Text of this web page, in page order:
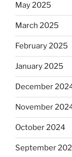
May 2025
March 2025
February 2025
January 2025
December
November
October 2024
September